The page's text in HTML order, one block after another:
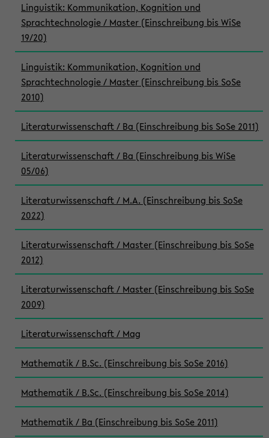
Linguistik: Kommunikation, Kognition und
Sprachtechnologie / Master (Einschreibung bis WiSe
19/20)
Linguistik: Kommunikation, Kognition und
Sprachtechnologie / Master (Einschreibung bis SoSe
2010)
Literaturwissenschaft / Ba (Einschreibung bis SoSe 2011)
Literaturwissenschaft / Ba (Einschreibung bis WiSe
05/06)
Literaturwissenschaft / M.A. (Einschreibung bis SoSe
2022)
Literaturwissenschaft / Master (Einschreibung bis SoSe
2012)
Literaturwissenschaft / Master (Einschreibung bis SoSe
2009)
Literaturwissenschaft / Mag
Mathematik / B.Sc. (Einschreibung bis SoSe 2016)
Mathematik / B.Sc. (Einschreibung bis SoSe 2014)
Mathematik / Ba (Einschreibung bis SoSe 2011)